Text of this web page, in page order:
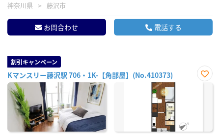
神奈川県 藤沢市
お問合わせ 電話する
割引キャンペーン
Kマンスリー藤沢駅 706・1K-【角部屋】(No.410373)
お気